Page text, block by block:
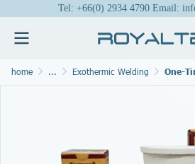
Tel: +66(0) 2934 4790 Email:
home ... Exothermic Welding One-